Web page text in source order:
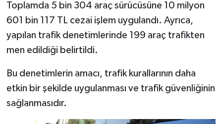
Toplamda 5 bin 304 araç sürücüsüne 10 milyon
601 bin 117 TL cezai işlem uygulandı. Ayrıca,
yapılan trafik denetimlerinde 199 araç trafikten
men edildiği belirtildi.
Bu denetimlerin amacı, trafik kurallarının daha
etkin bir şekilde uygulanması ve trafik güvenliğinin
sağlanmasıdır.